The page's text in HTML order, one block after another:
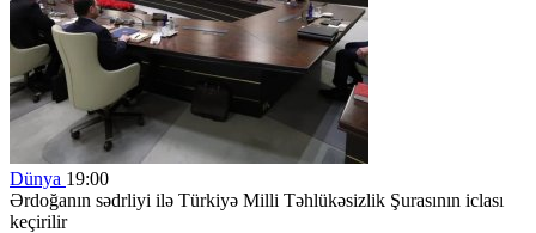
Dünya 19:00
Ərdoğanın sədrliyi ilə Türkiyə Milli Təhlükəsizlik Şurasının iclası
keçirilir